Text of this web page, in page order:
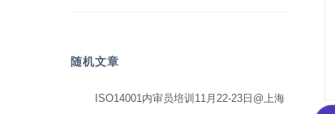
随机文章
ISO14001内审员培训11月22-23日@上海